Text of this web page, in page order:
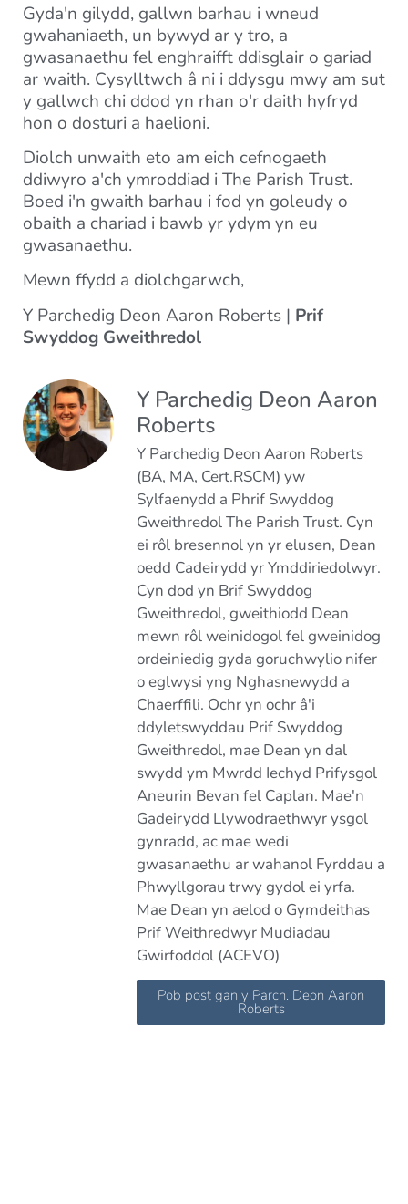
Gyda'n gilydd, gallwn barhau i wneud
gwahaniaeth, un bywyd ar y tro, a
gwasanaethu fel enghraifft ddisglair o gariad
ar waith. Cysylltwch â ni i ddysgu mwy am sut
y gallwch chi ddod yn rhan o'r daith hyfryd
hon o dosturi a haelioni.
Diolch unwaith eto am eich cefnogaeth
ddiwyro a'ch ymroddiad i The Parish Trust.
Boed i'n gwaith barhau i fod yn goleudy o
obaith a chariad i bawb yr ydym yn eu
gwasanaethu.
Mewn ffydd a diolchgarwch,
Y Parchedig Deon Aaron Roberts | Prif
Swyddog Gweithredol
Y Parchedig Deon Aaron
Roberts
Y Parchedig Deon Aaron Roberts
(BA, MA, Cert.RSCM) yw
Sylfaenydd a Phrif Swyddog
Gweithredol The Parish Trust. Cyn
ei rôl bresennol yn yr elusen, Dean
oedd Cadeirydd yr Ymddiriedolwyr.
Cyn dod yn Brif Swyddog
Gweithredol, gweithiodd Dean
mewn rôl weinidogol fel gweinidog
ordeiniedig gyda goruchwylio nifer
o eglwysi yng Nghasnewydd a
Chaerffili. Ochr yn ochr â'i
ddyletswyddau Prif Swyddog
Gweithredol, mae Dean yn dal
swydd ym Mwrdd Iechyd Prifysgol
Aneurin Bevan fel Caplan. Mae'n
Gadeirydd Llywodraethwyr ysgol
gynradd, ac mae wedi
gwasanaethu ar wahanol Fyrddau a
Phwyllgorau trwy gydol ei yrfa.
Mae Dean yn aelod o Gymdeithas
Prif Weithredwyr Mudiadau
Gwirfoddol (ACEVO)
Pob post gan y Parch. Deon Aaron
Roberts